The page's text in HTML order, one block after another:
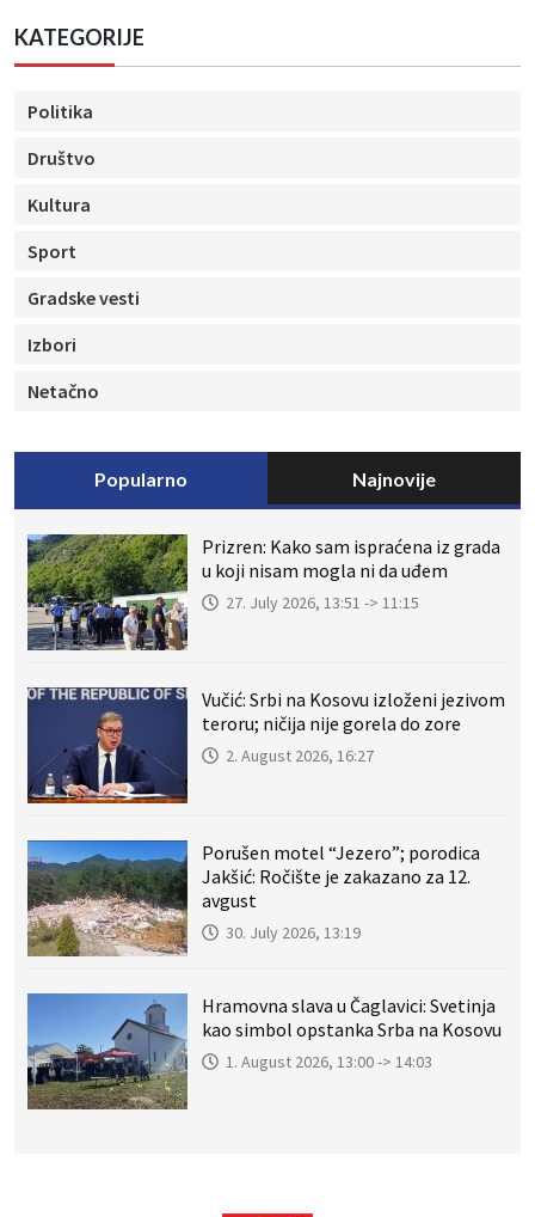
KATEGORIJE
Politika
Društvo
Kultura
Sport
Gradske vesti
Izbori
Netačno
Popularno Najnovije
Prizren: Kako sam ispraćena iz grada
u koji nisam mogla ni da uđem
27. July 2026, 13:51 -> 11:15
Vučić: Srbi na Kosovu izloženi jezivom
teroru; ničija nije gorela do zore
2. August 2026, 16:27
Porušen motel “Jezero”; porodica
Jakšić: Ročište je zakazano za 12.
avgust
30. July 2026, 13:19
Hramovna slava u Čaglavici: Svetinja
kao simbol opstanka Srba na Kosovu
1. August 2026, 13:00 -> 14:03